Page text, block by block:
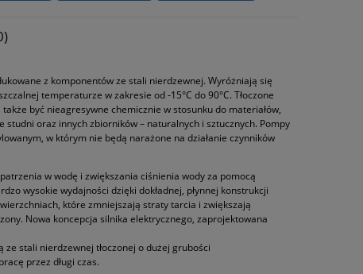
z komponentów ze stali nierdzewnej. Wyróżniają się
temperaturze w zakresie od ‑15°C do 90°C. Tłoczone
być nieagresywne chemicznie w stosunku do materiałów,
studni oraz innych zbiorników – naturalnych i sztucznych. Pompy
w którym nie będą narażone na działanie czynników
w wodę i zwiększania ciśnienia wody za pomocą
wysokie wydajności dzięki dokładnej, płynnej konstrukcji
które zmniejszają straty tarcia i zwiększają
Nowa koncepcja silnika elektrycznego, zaprojektowana
ze stali nierdzewnej tłoczonej o dużej grubości
przez długi czas.